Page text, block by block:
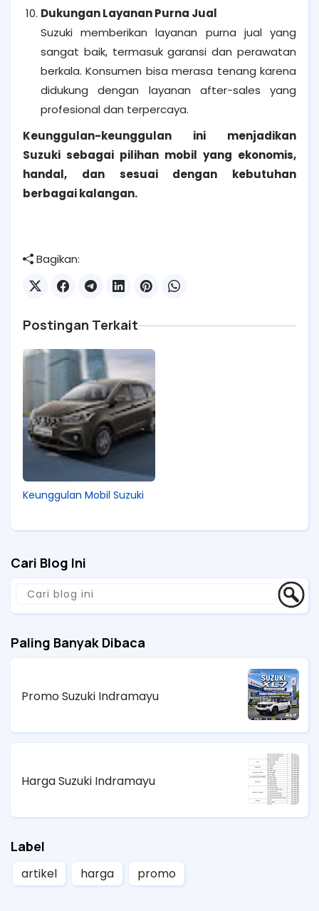
Dukungan Layanan Purna Jual
Suzuki memberikan layanan purna jual yang
sangat baik, termasuk garansi dan perawatan
berkala. Konsumen bisa merasa tenang karena
didukung dengan layanan after-sales yang
profesional dan terpercaya.
Keunggulan-keunggulan ini menjadikan
Suzuki sebagai pilihan mobil yang ekonomis,
handal, dan sesuai dengan kebutuhan
berbagai kalangan.
Bagikan:
Postingan Terkait
Keunggulan Mobil Suzuki
Cari Blog Ini
Paling Banyak Dibaca
Promo Suzuki Indramayu
Harga Suzuki Indramayu
Label
artikel harga promo